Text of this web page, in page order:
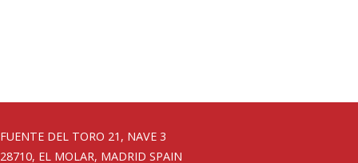
FUENTE DEL TORO 21, NAVE 3
28710, EL MOLAR, MADRID SPAIN